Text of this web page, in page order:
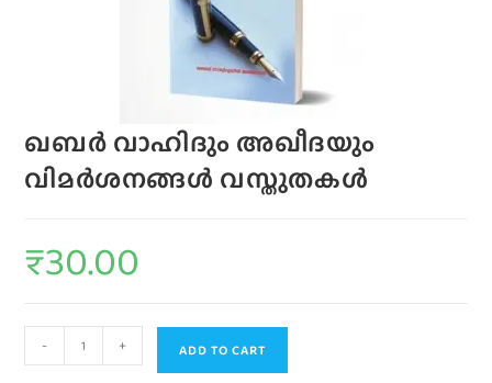
ഖബര്‍ വാഹിദും അഖീദയും
വിമര്‍ശനങ്ങള്‍ വസ്തുതകള്‍
₹30.00
- + ADD TO CART